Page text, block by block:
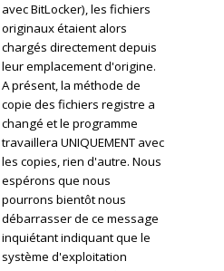
avec BitLocker), les fichiers
originaux étaient alors
chargés directement depuis
leur emplacement d'origine.
A présent, la méthode de
copie des fichiers registre a
changé et le programme
travaillera UNIQUEMENT avec
les copies, rien d'autre. Nous
espérons que nous
pourrons bientôt nous
débarrasser de ce message
inquiétant indiquant que le
système d'exploitation